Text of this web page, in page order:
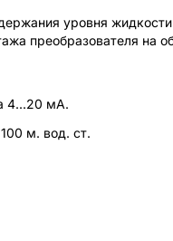
уровня
преобразователя на
4...20 мА.
м. вод. ст.